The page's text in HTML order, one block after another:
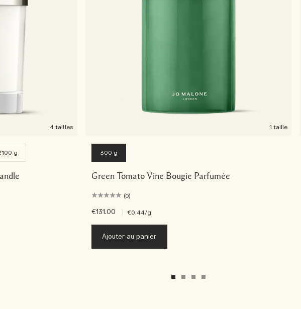
4 tailles
g
1 taille
300 g
Green Tomato Vine Bougie Parfumée
(0)
€131.00 €0.44/g
Ajouter au panier